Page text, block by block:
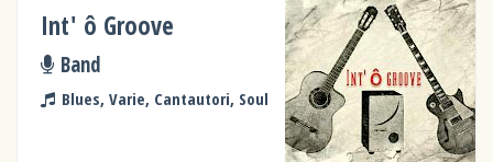
Int' ô Groove
Band
Blues, Varie, Cantautori, Soul